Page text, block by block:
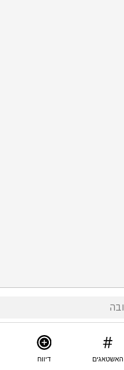
האשטאגים דיווח